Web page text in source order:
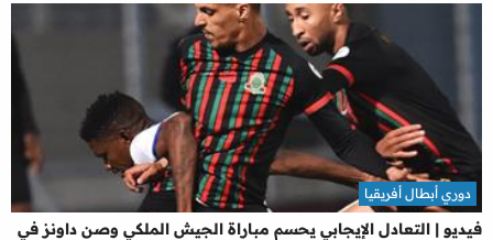
فيديو | التعادل الإيجابي يحسم مباراة الجيش الملكي وصن داونز في
دوري أبطال أفريقيا